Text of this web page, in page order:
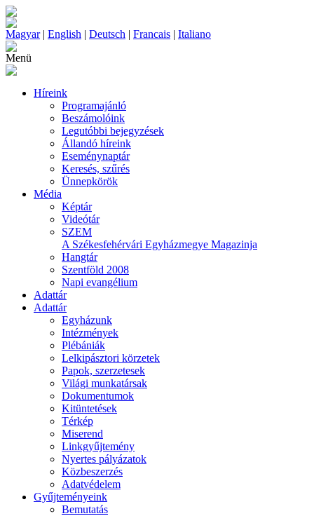
Magyar| English | Deutsch | Francais | Italiano
Menü
Híreink
Programajánló
Beszámolóink
Legutóbbi bejegyzések
Állandó híreink
Eseménynaptár
Keresés, szűrés
Ünnepkörök
Média
Képtár
Videótár
SZEM
A Székesfehérvári Egyházmegye Magazinja
Hangtár
Szentföld 2008
Napi evangélium
Adattár
Adattár
Egyházunk
Intézmények
Plébániák
Lelkipásztori körzetek
Papok, szerzetesek
Világi munkatársak
Dokumentumok
Kitüntetések
Térkép
Miserend
Linkgyűjtemény
Nyertes pályázatok
Közbeszerzés
Adatvédelem
Gyűjteményeink
Bemutatás